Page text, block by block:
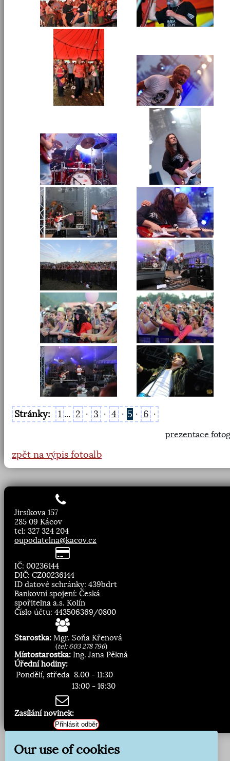
Stránky: 1 ... 2 · 3 · 4 · 5 · 6 ·
prezentace
zpět na výpis fotoalb
Jirsíkova 157
285 09 Kácov
tel: 327 324 204
oupodatelna@kacov.cz
IČ: 00236144
DIČ: CZ00236144
ID datové schránky: 439bdrt
Bankovní spojení: Česká
spořitelna a.s. Kolín
Číslo účtu: 443506369/0800
Starostka: Mgr. Soňa Křenová
(tel: 603 278 796)
Místostarostka: Ing. Jana Pěkná
Úřední hodiny:
Pondělí, středa 8.00 - 11:30
13:00 - 16:30
Zasílání novinek:
Přihlásit odběr
Our use of cookies